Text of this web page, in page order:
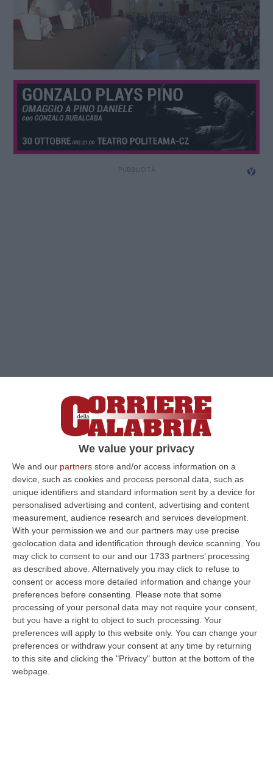
We value your privacy
We and our partners store and/or access information on a
device, such as cookies and process personal data, such as
unique identifiers and standard information sent by a device for
personalised advertising and content, advertising and content
measurement, audience research and services development.
With your permission we and our partners may use precise
geolocation data and identification through device scanning. You
may click to consent to our and our 1733 partners’ processing
as described above. Alternatively you may click to refuse to
consent or access more detailed information and change your
preferences before consenting.
Please note that some
processing of your personal data may not require your consent,
but you have a right to object to such processing. Your
preferences will apply to this website only. You can change your
preferences or withdraw your consent at any time by returning
to this site and clicking the "Privacy" button at the bottom of the
webpage.
Clicca e segui “Corriere della Calabria” su Google News
SOVERATO“Opere prime e masterclass
grande occasione per il Sud”. A parlare così
delMagna Graecia Film Festivalè il Corriere
della Sera che, nell’edizione di ieri, ha
dedicato due pagine all’evento in programma
aSoverato (Cz) dal 26 luglio al 2
agostoprossimi. Il fondatore e direttore
artistico Gianvito Casadonte ha raccontato il
lungo percorso del festival, giunto alla
ventiduesima edizione, che quest’anno
ritorna nel luogo dove è nato il sogno di
portare i grandi nomi del cinema in Calabria.